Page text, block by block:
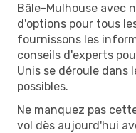
Bâle-Mulhouse avec
d'options pour tous
fournissons les
conseils d'experts
Unis se déroule dans
possibles.
Ne manquez pas
vol dès aujourd'hui